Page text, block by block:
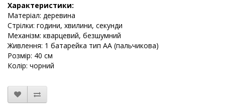
Характеристики:
Матеріал: деревина
Стрілки: години, хвилини, секунди
Механізм: кварцевий, безшумний
Живлення: 1 батарейка тип АА (пальчикова)
Розмір: 40 см
Колір: чорний